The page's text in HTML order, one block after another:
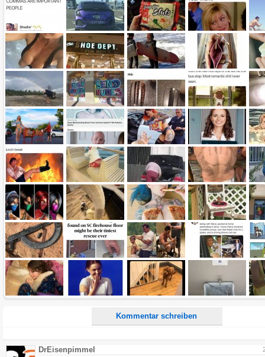
Kommentar schreiben
Name:
E-Mail-Adresse (optional):
Kommentar:
Alle HTML-Tags außer <br>, <strike> und <i> werden aus Deinem Kommentar entfernt.
URLs werden automatisch umgewandelt. Bitte verwende "www." oder "http://" in URLs
Ich möchte eine E-Mail, wenn zu meinem Kommentar Antworten erscheinen.
Ich möchte eine E-Mail, wenn auf dieser Seite weitere Kommentare erscheinen.
DrEisenpimmel